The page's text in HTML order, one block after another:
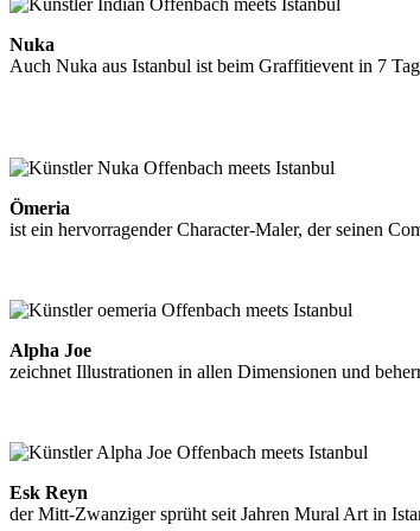
Nuka
Auch Nuka aus Istanbul ist beim Graffitievent in 7
Ömeria
ist ein hervorragender Character-Maler, der seinen
Alpha Joe
zeichnet Illustrationen in allen Dimensionen und
Esk Reyn
der Mitt-Zwanziger sprüht seit Jahren Mural Art in